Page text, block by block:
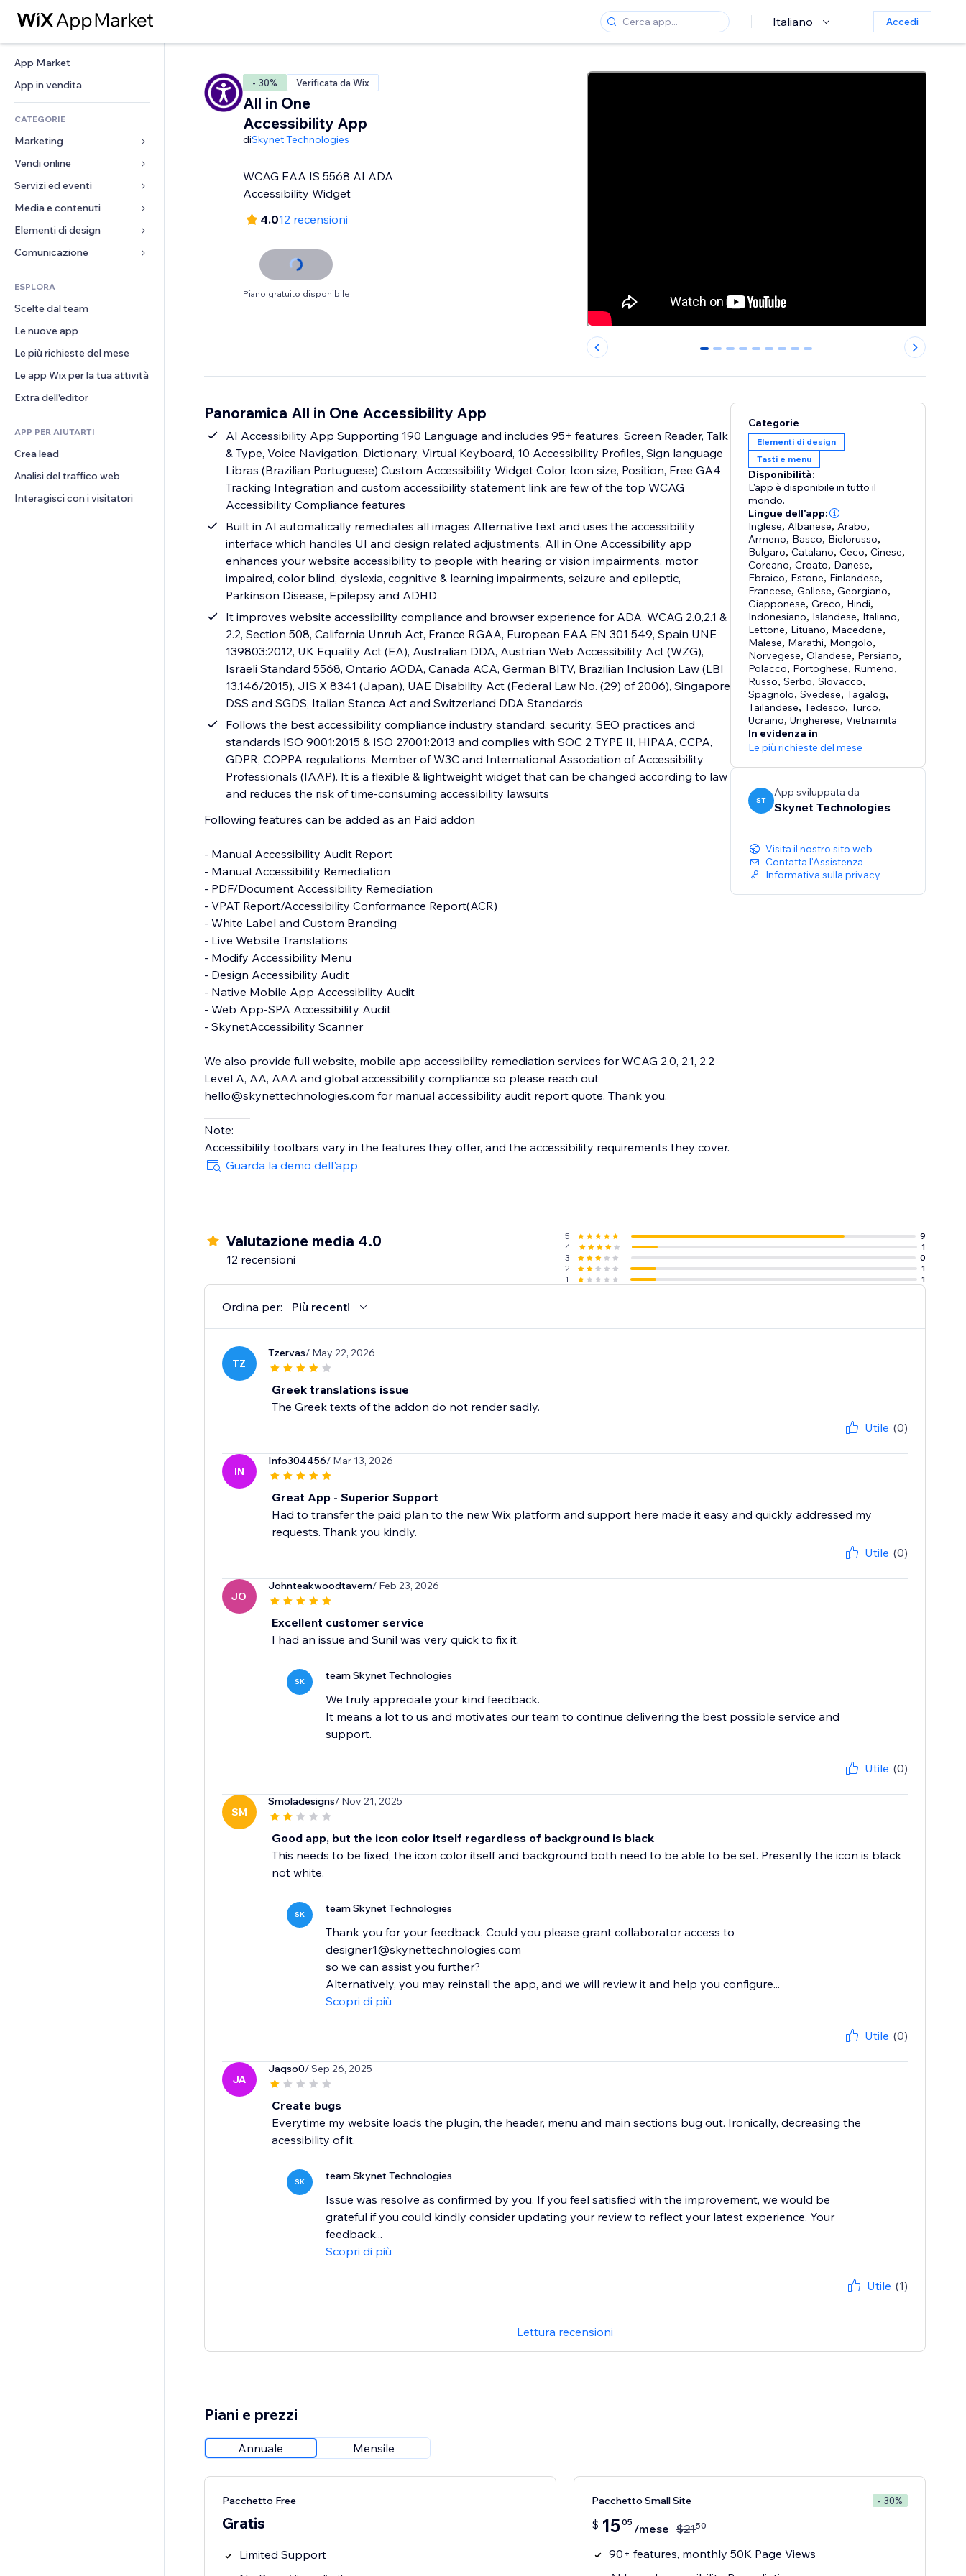
Italiano Accedi
App Market
App in vendita
CATEGORIE
Marketing
Inserzioni
Mobile
Dati analitici
Inserzioni sito
Email
Vendi online
App per Stores
Spedizione e consegna
Tasti Vendi
Amministrazione
Buoni e programmi fedeltà
Servizi ed eventi
Hotel
Eventi
Ristoranti
Immobiliare
Prenotazioni
Media e contenuti
Galleria
Musica
Podcast
Fotografia
Video
PDF
Condivisione file
Elementi di design
Mappe e navigazione
Privacy e sicurezza
Orologio
Template per pagine
Effetti immagine
Tasti e menu
Banner e badge
Calcolatrici
Cerca
Meteo
Grafici e tabelle
Moduli
Sondaggi
Chat
Commenti
Telefono
Community
Recensioni e testimonial
CRM
ESPLORA
Scelte dal team
Le nuove app
Le più richieste del mese
Le app Wix per la tua attività
Extra dell'editor
APP PER AIUTARTI
Crea lead
Analisi del traffico web
Interagisci con i visitatori
- 30% Verificata da Wix
All in One
Accessibility App
diSkynet Technologies
WCAG EAA IS 5568 AI ADA
Accessibility Widget
4.012 recensioni
Piano gratuito disponibile
0 1 2 3 4 5 6 7 8
Panoramica All in One Accessibility App
AI Accessibility App Supporting 190 Language and includes 95+ features. Screen Reader, Talk
& Type, Voice Navigation, Dictionary, Virtual Keyboard, 10 Accessibility Profiles, Sign language
Libras (Brazilian Portuguese) Custom Accessibility Widget Color, Icon size, Position, Free GA4
Tracking Integration and custom accessibility statement link are few of the top WCAG
Accessibility Compliance features
Built in AI automatically remediates all images Alternative text and uses the accessibility
interface which handles UI and design related adjustments. All in One Accessibility app
enhances your website accessibility to people with hearing or vision impairments, motor
impaired, color blind, dyslexia, cognitive & learning impairments, seizure and epileptic,
Parkinson Disease, Epilepsy and ADHD
It improves website accessibility compliance and browser experience for ADA, WCAG 2.0,2.1 &
2.2, Section 508, California Unruh Act, France RGAA, European EAA EN 301 549, Spain UNE
139803:2012, UK Equality Act (EA), Australian DDA, Austrian Web Accessibility Act (WZG),
Israeli Standard 5568, Ontario AODA, Canada ACA, German BITV, Brazilian Inclusion Law (LBI
13.146/2015), JIS X 8341 (Japan), UAE Disability Act (Federal Law No. (29) of 2006), Singapore
DSS and SGDS, Italian Stanca Act and Switzerland DDA Standards
Follows the best accessibility compliance industry standard, security, SEO practices and
standards ISO 9001:2015 & ISO 27001:2013 and complies with SOC 2 TYPE II, HIPAA, CCPA,
GDPR, COPPA regulations. Member of W3C and International Association of Accessibility
Professionals (IAAP). It is a flexible & lightweight widget that can be changed according to law
and reduces the risk of time-consuming accessibility lawsuits
Following features can be added as an Paid addon
- Manual Accessibility Audit Report
- Manual Accessibility Remediation
- PDF/Document Accessibility Remediation
- VPAT Report/Accessibility Conformance Report(ACR)
- White Label and Custom Branding
- Live Website Translations
- Modify Accessibility Menu
- Design Accessibility Audit
- Native Mobile App Accessibility Audit
- Web App-SPA Accessibility Audit
- SkynetAccessibility Scanner
We also provide full website, mobile app accessibility remediation services for WCAG 2.0, 2.1, 2.2
Level A, AA, AAA and global accessibility compliance so please reach out
hello@skynettechnologies.com for manual accessibility audit report quote. Thank you.
Note:
Accessibility toolbars vary in the features they offer, and the accessibility requirements they cover.
Guarda la demo dell'app
Categorie
Elementi di design
Tasti e menu
Disponibilità:
L'app è disponibile in tutto il
mondo.
Lingue dell'app:
Inglese, Albanese, Arabo,
Armeno, Basco, Bielorusso,
Bulgaro,Catalano,Ceco,Cinese,
Coreano,Croato, Danese,
Ebraico, Estone, Finlandese,
Francese,Gallese,Georgiano,
Giapponese,Greco, Hindi,
Indonesiano, Islandese, Italiano,
Lettone, Lituano, Macedone,
Malese, Marathi, Mongolo,
Norvegese,Olandese, Persiano,
Polacco, Portoghese, Rumeno,
Russo,Serbo,Slovacco,
Spagnolo,Svedese,Tagalog,
Tailandese,Tedesco,Turco,
Ucraino,Ungherese,Vietnamita
In evidenza in
Le più richieste del mese
ST
App sviluppata da
Skynet Technologies
Visita il nostro sito web
Contatta l'Assistenza
Informativa sulla privacy
Valutazione media 4.0
12 recensioni
5
9
4
1
3
0
2
1
1
1
Ordina per: Più recenti
TZ
Tzervas/ May 22, 2026
Greek translations issue
The Greek texts of the addon do not render sadly.
Utile (0)
IN
Info304456/ Mar 13, 2026
Great App - Superior Support
Had to transfer the paid plan to the new Wix platform and support here made it easy and quickly addressed my
requests. Thank you kindly.
Utile (0)
JO
Johnteakwoodtavern/ Feb 23, 2026
Excellent customer service
I had an issue and Sunil was very quick to fix it.
SK team Skynet Technologies
We truly appreciate your kind feedback.
It means a lot to us and motivates our team to continue delivering the best possible service and
support.
Utile (0)
SM
Smoladesigns/ Nov 21, 2025
Good app, but the icon color itself regardless of background is black
This needs to be fixed, the icon color itself and background both need to be able to be set. Presently the icon is black
not white.
SK team Skynet Technologies
Thank you for your feedback. Could you please grant collaborator access to
designer1@skynettechnologies.com
so we can assist you further?
Alternatively, you may reinstall the app, and we will review it and help you configure...
Scopri di più
Utile (0)
JA
Jaqso0/ Sep 26, 2025
Create bugs
Everytime my website loads the plugin, the header, menu and main sections bug out. Ironically, decreasing the
acessibility of it.
SK team Skynet Technologies
Issue was resolve as confirmed by you. If you feel satisfied with the improvement, we would be
grateful if you could kindly consider updating your review to reflect your latest experience. Your
feedback...
Scopri di più
Utile (1)
Lettura recensioni
Piani e prezzi
Annuale Mensile
Pacchetto Free
Gratis
Limited Support
Pacchetto Small Site - 30%
$ 1505 /mese $2150
90+ features, monthly 50K Page Views